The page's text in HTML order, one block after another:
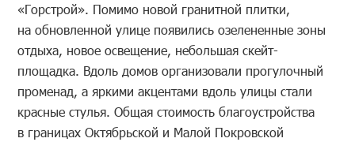
«Горстрой». Помимо новой гранитной плитки,
на обновленной улице появились озелененные зоны
отдыха, новое освещение, небольшая скейт-
площадка. Вдоль домов организовали прогулочный
променад, а яркими акцентами вдоль улицы стали
красные стулья. Общая стоимость благоустройства
в границах Октябрьской и Малой Покровской